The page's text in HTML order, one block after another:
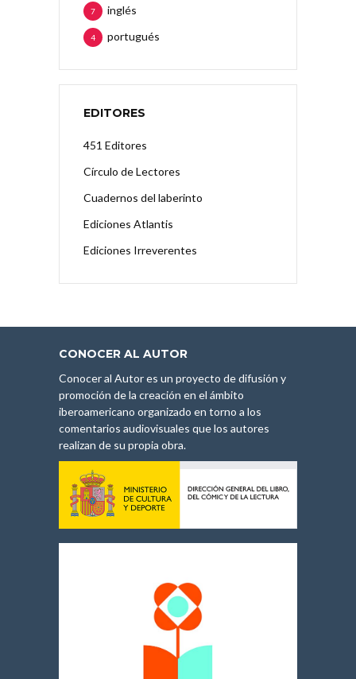
inglés
7
portugués
4
EDITORES
451 Editores
Círculo de Lectores
Cuadernos del laberinto
Ediciones Atlantis
Ediciones Irreverentes
CONOCER AL AUTOR
Conocer al Autor es un proyecto de difusión y
promoción de la creación en el ámbito
iberoamericano organizado en torno a los
comentarios audiovisuales que los autores
realizan de su propia obra.